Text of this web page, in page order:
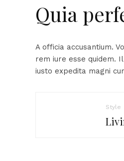
Quia
A officia accusantium.
rem iure esse quidem.
iusto expedita magni
Style